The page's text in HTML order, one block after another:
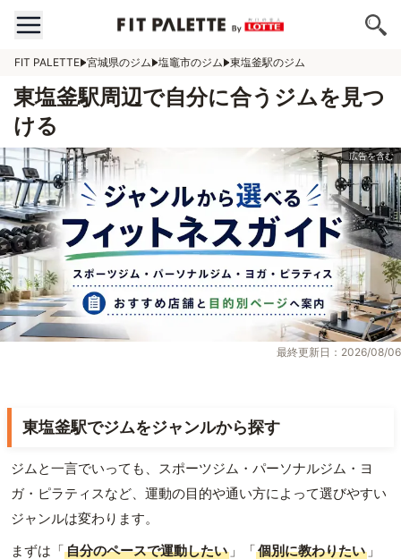
FIT PALETTE 宮城県のジム 塩竈市のジム 東塩釜駅のジム
東塩釜駅周辺で自分に合うジムを見つ
ける
最終更新日：2026/08/06
東塩釜駅でジムをジャンルから探す
ジムと一言でいっても、スポーツジム・パーソナルジム・ヨ
ガ・ピラティスなど、運動の目的や通い方によって選びやすい
ジャンルは変わります。
まずは「自分のペースで運動したい 」「個別に教わりたい 」